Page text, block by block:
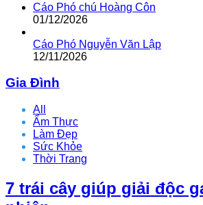
Cáo Phó chú Hoàng Côn
01/12/2026
Cáo Phó Nguyễn Văn Lập
12/11/2026
Gia Đình
All
Ẩm Thực
Làm Đẹp
Sức Khỏe
Thời Trang
7 trái cây giúp giải độc